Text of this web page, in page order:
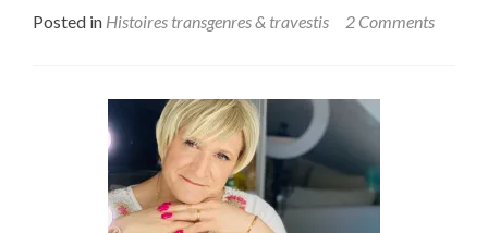
about
charmante
Posted in Histoires transgenres & travestis 2 Comments